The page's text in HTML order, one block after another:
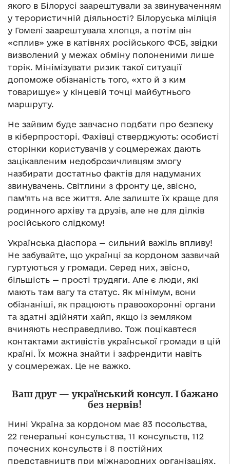
якого в Білорусі заарештували за звинуваченням
у терористичній діяльності? Білоруська міліція
у Гомелі заарештувала хлопця, а потім він
«сплив» уже в катівнях російського ФСБ, звідки
визволений у межах обміну полоненими лише
торік. Мінімізувати ризик такої ситуації
допоможе обізнаність того, «хто й з ким
товаришує» у кінцевій точці майбутнього
маршруту.
Не зайвим буде завчасно подбати про безпеку
в кіберпросторі. Фахівці стверджують: особисті
сторінки користувачів у соцмережах дають
зацікавленим недоброзичливцям змогу
назбирати достатньо фактів для надуманих
звинувачень. Світлини з фронту це, звісно,
пам’ять на все життя. Але залиште їх краще для
родинного архіву та друзів, але не для ділків
російського слідкому!
Українська діаспора — сильний важіль впливу!
Не забувайте, що українці за кордоном зазвичай
гуртуються у громади. Серед них, звісно,
більшість — прості трудяги. Але є люди, які
мають там вагу та статус. Як мінімум, вони
обізнаніші, як працюють правоохоронні органи
та здатні здійняти хайп, якщо із земляком
вчиняють несправедливо. Тож поцікавтеся
контактами активістів української громади в цій
країні. Їх можна знайти і зафрендити навіть
у соцмережах. Це не важко.
Ваш друг — український консул. І бажано
без нервів!
Нині Україна за кордоном має 83 посольства,
22 генеральні консульства, 11 консульств, 112
почесних консульств і 8 постійних
представництв при міжнародних організаціях.